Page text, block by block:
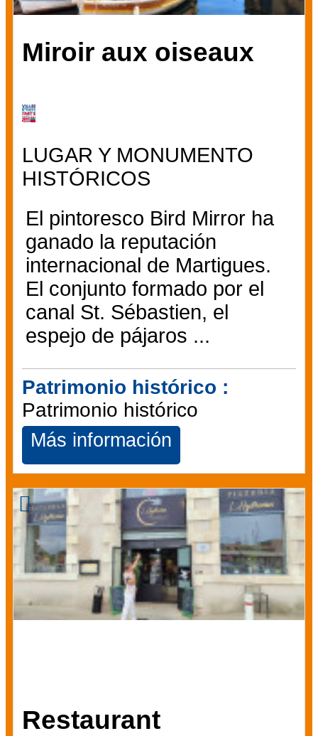
Miroir aux oiseaux
LUGAR Y MONUMENTO
HISTÓRICOS
El pintoresco Bird Mirror ha
ganado la reputación
internacional de Martigues.
El conjunto formado por el
canal St. Sébastien, el
espejo de pájaros ...
Patrimonio histórico :
Patrimonio histórico
Más información
Restaurant